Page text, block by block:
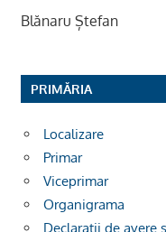
Blănaru Ștefan
PRIMĂRIA
Localizare
Primar
Viceprimar
Organigrama
Declarații de avere